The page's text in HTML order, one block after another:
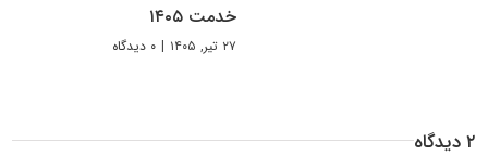
خدمت ۱۴۰۵
۲۷ تیر, ۱۴۰۵ | ۰ دیدگاه
۲ دیدگاه